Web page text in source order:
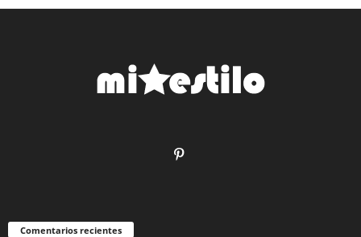
Comentarios recientes